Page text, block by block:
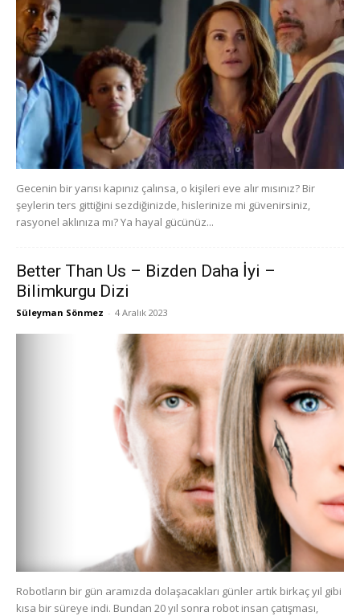
Gecenin bir yarısı kapınız çalınsa, o kişileri eve alır mısınız? Bir
şeylerin ters gittiğini sezdiğinizde, hislerinize mi güvenirsiniz,
rasyonel aklınıza mı? Ya hayal gücünüz...
Better Than Us – Bizden Daha İyi –
Bilimkurgu Dizi
Süleyman Sönmez - 4 Aralık 2023
Robotların bir gün aramızda dolaşacakları günler artık birkaç yıl gibi
kısa bir süreye indi. Bundan 20 yıl sonra robot insan çatışması,